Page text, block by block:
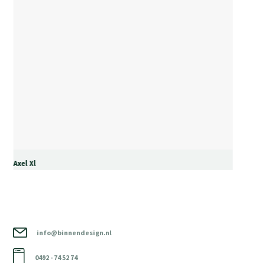
Axel Xl
info@binnendesign.nl
0492 - 74 52 74